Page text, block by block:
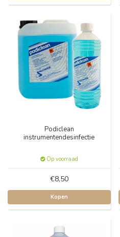
Podiclean
instrumentendesinfectie
Op voorraad
€8,50
Kopen